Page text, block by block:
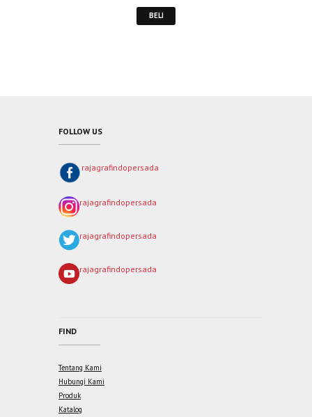
BELI
FOLLOW US
rajagrafindopersada
rajagrafindopersada
rajagrafindopersada
rajagrafindopersada
FIND
Tentang Kami
Hubungi Kami
Produk
Katalog